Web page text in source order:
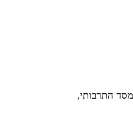
התרבותי,